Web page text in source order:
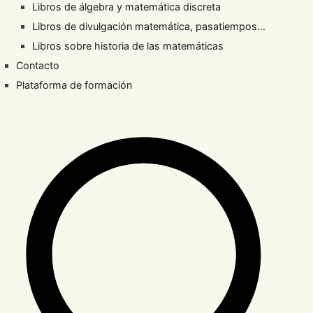
Libros de álgebra y matemática discreta
Libros de divulgación matemática, pasatiempos…
Libros sobre historia de las matemáticas
Contacto
Plataforma de formación